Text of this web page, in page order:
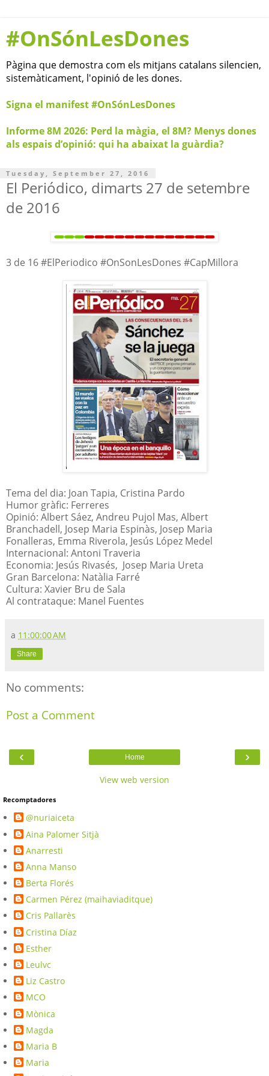
#OnSónLesDones
Pàgina que demostra com els mitjans catalans silencien,
sistemàticament, l'opinió de les dones.
Signa el manifest #OnSónLesDones
Informe 8M 2026: Perd la màgia, el 8M? Menys dones
als espais d’opinió: qui ha abaixat la guàrdia?
Tuesday, September 27, 2016
El Periódico, dimarts 27 de setembre
de 2016
3 de 16 #ElPeriodico #OnSonLesDones #CapMillora
Tema del dia: Joan Tapia, Cristina Pardo
Humor gràfic: Ferreres
Opinió: Albert Sáez, Andreu Pujol Mas, Albert
Branchadell, Josep Maria Espinàs, Josep Maria
Fonalleras, Emma Riverola, Jesús López Medel
Internacional: Antoni Traveria
Economia: Jesús Rivasés, Josep Maria Ureta
Gran Barcelona: Natàlia Farré
Cultura: Xavier Bru de Sala
Al contrataque: Manel Fuentes
a 11:00:00 AM
Share
No comments:
Post a Comment
‹ ›
Home
View web version
Recomptadores
@nuriaiceta
Aina Palomer Sitjà
Anarresti
Anna Manso
Berta Florés
Carmen Pérez (maihaviaditque)
Cris Pallarès
Cristina Díaz
Esther
Leulvc
Liz Castro
MCO
Mònica
Magda
Maria B
Maria